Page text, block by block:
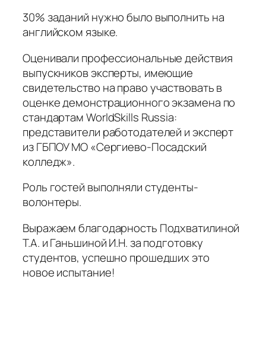
30% заданий нужно было выполнить на
английском языке.
Оценивали профессиональные действия
выпускников эксперты, имеющие
свидетельство на право участвовать в
оценке демонстрационного экзамена по
стандартам WorldSkills Russia:
представители работодателей и эксперт
из ГБПОУ МО «Сергиево-Посадский
колледж».
Роль гостей выполняли студенты-
волонтеры.
Выражаем благодарность Подхватилиной
Т.А. и Ганьшиной И.Н. за подготовку
студентов, успешно прошедших это
новое испытание!